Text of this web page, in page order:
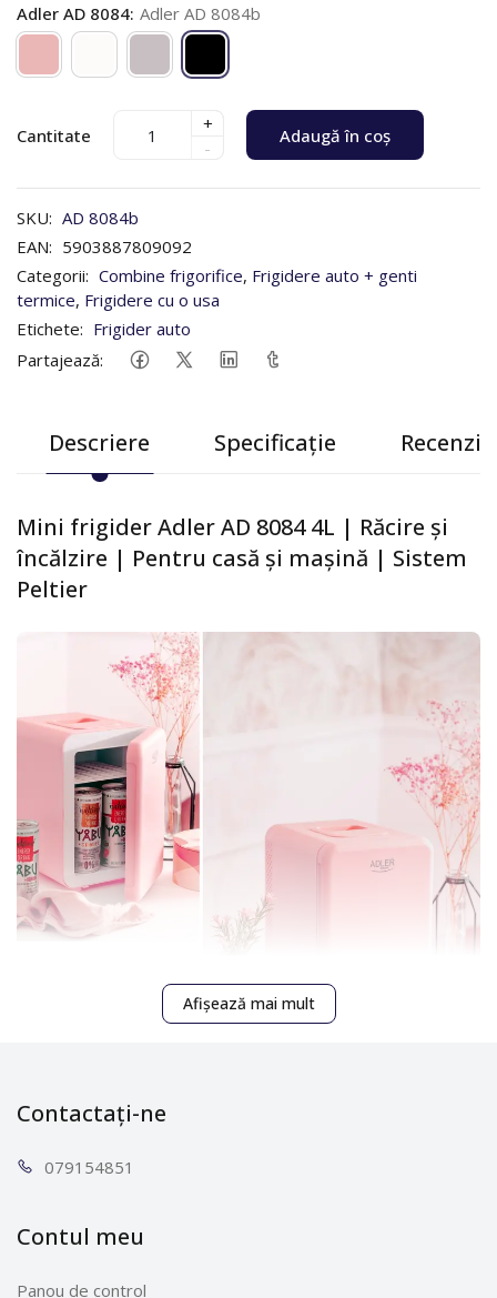
Adler AD 8084: Adler AD 8084b
Cantitate
+
-
Adaugă în coș
SKU: AD 8084b
EAN: 5903887809092
Categorii: Combine frigorifice, Frigidere auto + genti
termice, Frigidere cu o usa
Etichete: Frigider auto
Partajează:
Descriere Specificație Recenzii
Mini frigider Adler AD 8084 4L | Răcire și
încălzire | Pentru casă și mașină | Sistem
Peltier
deplasare. Depozitați produsele de îngrijire a pielii,
Afișează mai mult
Contactați-ne
0791 54851
Contul meu
Panou de control